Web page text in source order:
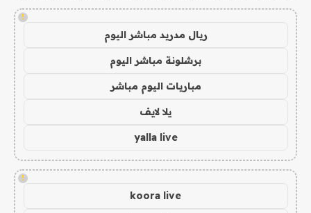
!
ريال مدريد مباشر اليوم
برشلونة مباشر اليوم
مباريات اليوم مباشر
يلا لايف
yalla live
!
koora live